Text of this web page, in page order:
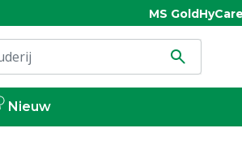
MS GoldHyCare
Nieuw